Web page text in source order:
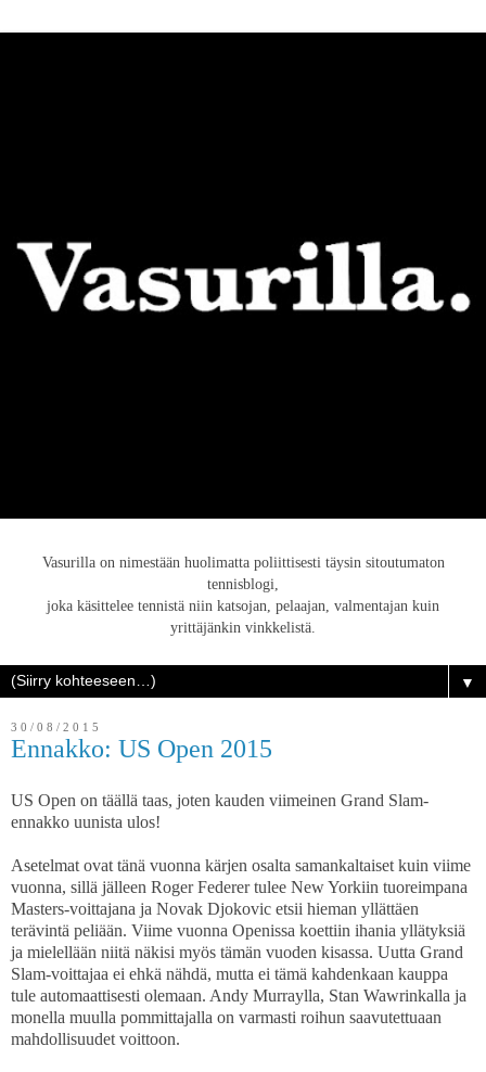
Vasurilla on nimestään huolimatta poliittisesti täysin sitoutumaton
tennisblogi,
joka käsittelee tennistä niin katsojan, pelaajan, valmentajan kuin
yrittäjänkin vinkkelistä.
▼
30/08/2015
Ennakko: US Open 2015
US Open on täällä taas, joten kauden viimeinen Grand Slam-
ennakko uunista ulos!
Asetelmat ovat tänä vuonna kärjen osalta samankaltaiset kuin viime
vuonna, sillä jälleen Roger Federer tulee New Yorkiin tuoreimpana
Masters-voittajana ja Novak Djokovic etsii hieman yllättäen
terävintä peliään. Viime vuonna Openissa koettiin ihania yllätyksiä
ja mielellään niitä näkisi myös tämän vuoden kisassa. Uutta Grand
Slam-voittajaa ei ehkä nähdä, mutta ei tämä kahdenkaan kauppa
tule automaattisesti olemaan. Andy Murraylla, Stan Wawrinkalla ja
monella muulla pommittajalla on varmasti roihun saavutettuaan
mahdollisuudet voittoon.